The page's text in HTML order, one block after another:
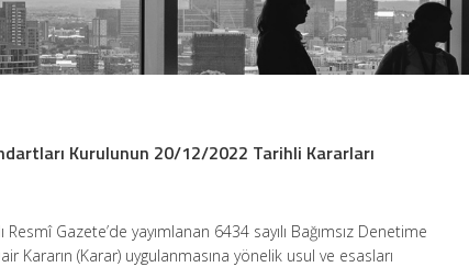
Kurulunun 20/12/2022 Tarihli Kararları
Gazete’de yayımlanan 6434 sayılı Bağımsız Denetime
Kararın (Karar) uygulanmasına yönelik usul ve esasları